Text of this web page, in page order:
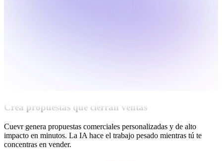
Crea propuestas que cierran ventas
Cuevr genera propuestas comerciales personalizadas y de alto
impacto en minutos. La IA hace el trabajo pesado mientras tú te
concentras en vender.